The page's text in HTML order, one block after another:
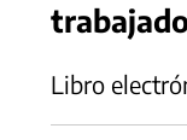
Libro